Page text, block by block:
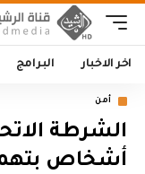
اخر الاخبار البرامج
أمن
أشخاص